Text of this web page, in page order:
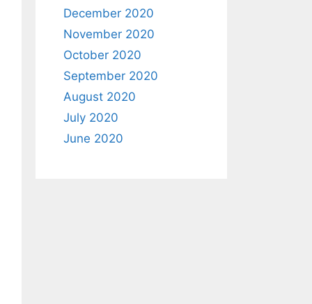
December 2020
November 2020
October 2020
September 2020
August 2020
July 2020
June 2020